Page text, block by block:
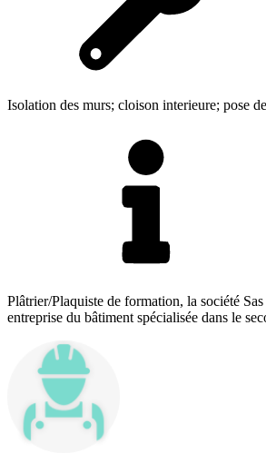
Isolation des murs; cloison interieure; pose
Plâtrier/Plaquiste de formation, la société
entreprise du bâtiment spécialisée dans le